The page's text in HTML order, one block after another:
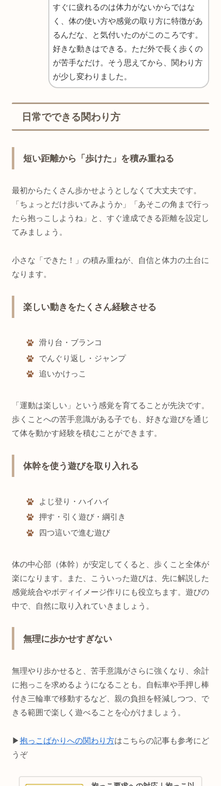
すぐに疲れるのは体力がないからではな
く、体の使い方や感覚の取り方に特徴があ
るんだな、と気付いたのがこのころです。
好きな動きはできる。ただ外で長く歩くの
が苦手なだけ。そう思えてから、関わり方
が少し変わりました。
日常でできる関わり方
短い距離から「歩けた」を積み重ねる
最初からたくさん歩かせようとしなくて大丈夫です。
「ちょっとだけ歩いてみようか」「あそこの角まで行っ
たら抱っこしようね」と、すぐ達成できる距離を設定し
てみましょう。
小さな「できた！」の積み重ねが、自信と体力の土台に
なります。
楽しい動きをたくさん経験させる
滑り台・ブランコ
でんぐり返し・ジャンプ
追いかけっこ
「運動は楽しい」という感覚を育てることが先決です。
歩くことへの苦手意識がある子でも、好きな遊びを通じ
て体を動かす経験を積むことができます。
体幹を使う遊びを取り入れる
よじ登り・ハイハイ
押す・引く遊び・綱引き
四つ這いで進む遊び
体の中心部（体幹）が安定してくると、歩くこと全体が
楽になります。また、こういった遊びは、先に解説した
感覚統合やボディイメージ作りにも役立ちます。遊びの
中で、自然に取り入れていきましょう。
無理に歩かせすぎない
無理やり歩かせると、苦手意識がさらに強くなり、余計
に抱っこを求めるようになることも。自転車や手押し棒
付き三輪車で移動するなど、親の負担を軽減しつつ、で
きる範囲で楽しく遊べることを心がけましょう。
▶︎抱っこばかりへの関わり方はこちらの記事も参考にど
うぞ